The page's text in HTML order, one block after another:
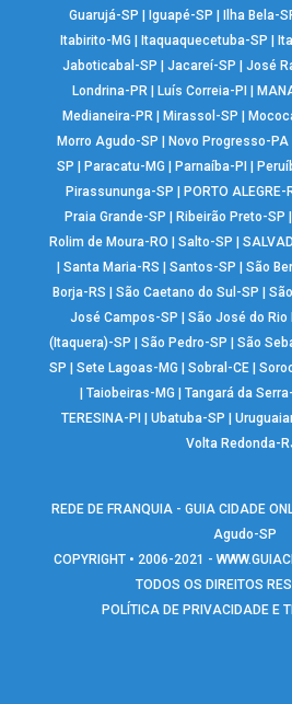
Guarujá-SP
Iguapé-SP Ilha Bela-
Itabirito-MG
Itaquaquecetuba-SP
Jaboticabal-SP
Jacareí-SP José
Londrina-PR| Luís Correia-PI
Medianeira-PR
Mirassol-SP
Morro Agudo-SP
Novo Progresso-PA
SP
Paracatu-MG Parnaíba-PI
Pirassununga-SP
PORTO ALEGRE-
Praia Grande-SP
Ribeirão Preto-SP
Rolim de Moura-RO
Salto-SP
|Santa Maria-RS |Santos-SP |São
Borja-RS
|São Caetano do Sul-SP |
José Campos-SP
|São José do Rio
(Itaquera)-SP
|São Pedro-SP |São
SP
|Sete Lagoas-MG |Sobral-CE |
Taiobeiras-MG Tangará da
TERESINA-PI
|Ubatuba-SP |
Volta Redonda-
REDE DE FRANQUIA - GUIA CIDADE
Agudo-SP
COPYRIGHT • 2006-2021 -
TODOS OS DIREITOS
POLÍTICA DE PRIVACIDADE E